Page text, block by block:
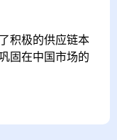
积极的供应链本
固在中国市场的